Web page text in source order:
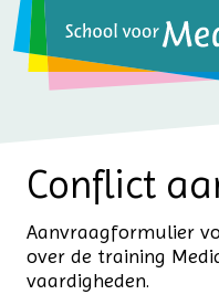
Conflict
Aanvraagformulier
over de training
vaardigheden.